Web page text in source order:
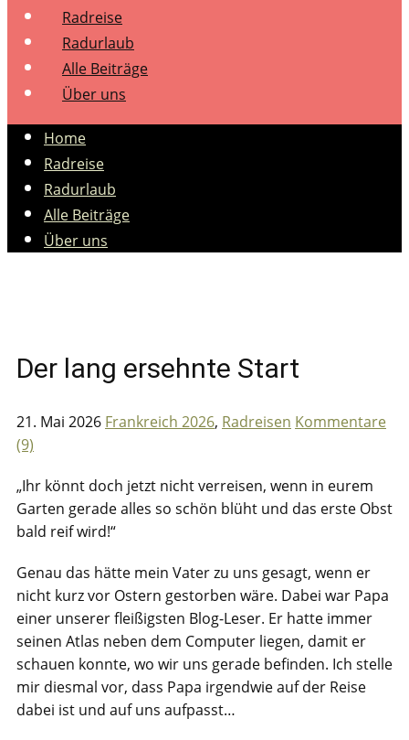
Radreise
Radurlaub
Alle Beiträge
Über uns
Home
Radreise
Radurlaub
Alle Beiträge
Über uns
Der lang ersehnte Start
21. Mai 2026 Frankreich 2026, Radreisen Kommentare
(9)
„Ihr könnt doch jetzt nicht verreisen, wenn in eurem
Garten gerade alles so schön blüht und das erste Obst
bald reif wird!“
Genau das hätte mein Vater zu uns gesagt, wenn er
nicht kurz vor Ostern gestorben wäre. Dabei war Papa
einer unserer fleißigsten Blog-Leser. Er hatte immer
seinen Atlas neben dem Computer liegen, damit er
schauen konnte, wo wir uns gerade befinden. Ich stelle
mir diesmal vor, dass Papa irgendwie auf der Reise
dabei ist und auf uns aufpasst…